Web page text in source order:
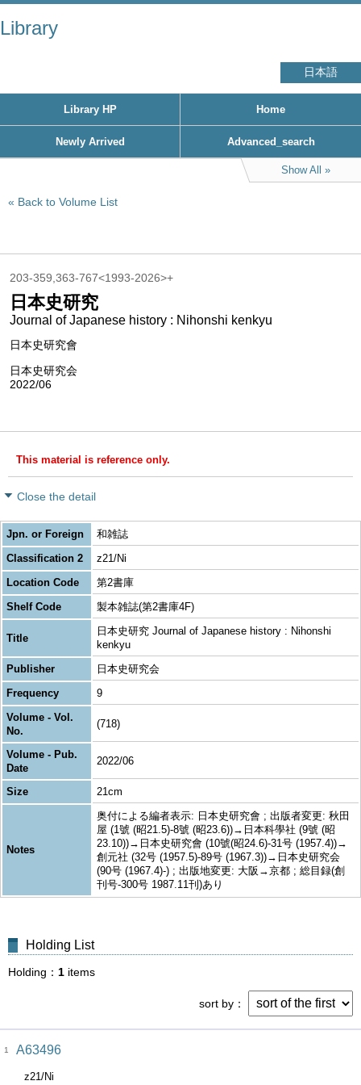
Library
日本語
Library HP Home
Newly Arrived Advanced_search
Show All
Back to Volume List
203-359,363-767<1993-2026>+
日本史研究
Journal of Japanese history : Nihonshi kenkyu
日本史研究會
日本史研究会
2022/06
This material is reference only.
Close the detail
Jpn. or Foreign
和雑誌
Classification 2
z21/Ni
Location Code
第2書庫
Shelf Code
製本雑誌(第2書庫4F)
Title
日本史研究 Journal of Japanese history : Nihonshi
kenkyu
Publisher
日本史研究会
Frequency
9
Volume - Vol.
No.
(718)
Volume - Pub.
Date
2022/06
Size 21cm
Notes
奥付による編者表示: 日本史研究會 ; 出版者変更: 秋田
屋 (1號 (昭21.5)-8號 (昭23.6))→日本科學社 (9號 (昭
23.10))→日本史研究會 (10號(昭24.6)-31号 (1957.4))→
創元社 (32号 (1957.5)-89号 (1967.3))→日本史研究会
(90号 (1967.4)-) ; 出版地変更: 大阪→京都 ; 総目録(創
刊号-300号 1987.11刊)あり
Holding List
Holding 1 items
sort by
1 A63496
z21/Ni